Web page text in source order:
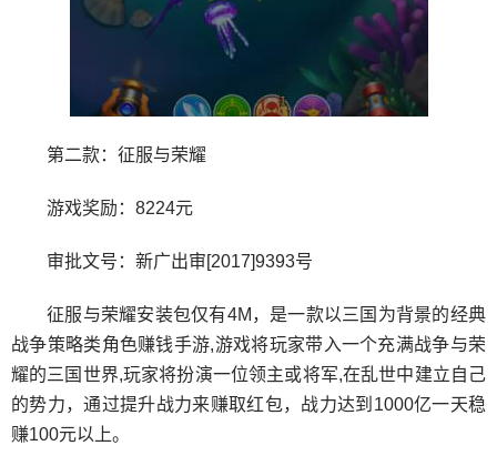
第二款：征服与荣耀
游戏奖励：8224元
审批文号：新广出审[2017]9393号
征服与荣耀安装包仅有4M，是一款以三国为背景的经典
战争策略类角色赚钱手游,游戏将玩家带入一个充满战争与荣
耀的三国世界,玩家将扮演一位领主或将军,在乱世中建立自己
的势力，通过提升战力来赚取红包，战力达到1000亿一天稳
赚100元以上。